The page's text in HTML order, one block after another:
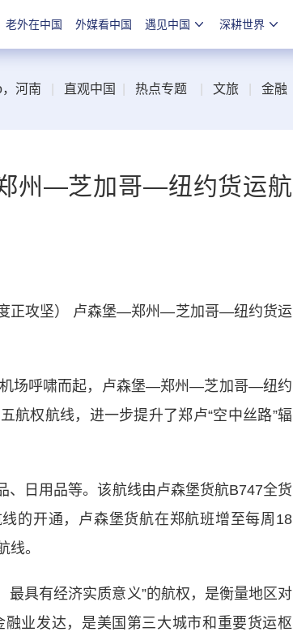
老外在中国 外媒看中国 遇见中国 深耕世界
河南 直观中国 热点专题 文旅 金融
州—芝加哥—纽约货运航
正攻坚） 卢森堡—郑州—芝加哥—纽约货运
场呼啸而起，卢森堡—郑州—芝加哥—纽约
航权航线，进一步提升了郑卢“空中丝路”辐
日用品等。该航线由卢森堡货航B747全货
的开通，卢森堡货航在郑航班增至每周18
。
具有经济实质意义”的航权，是衡量地区对
业发达，是美国第三大城市和重要货运枢